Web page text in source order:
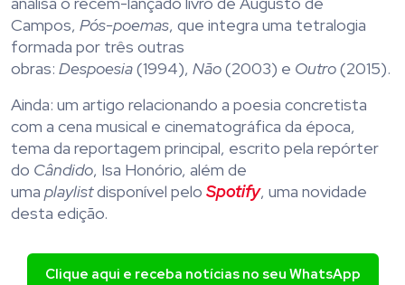
Campos, Pós-poemas, que integra uma tetralogia
formada por três outras
obras: Despoesia(1994), Não(2003) e Outro(2015).
Ainda: um artigo relacionando a poesia concretista
com a cena musical e cinematográfica da época,
tema da reportagem principal, escrito pela repórter
do Cândido, Isa Honório, além de
uma playlistdisponível pelo Spotify, uma novidade
desta edição.
Clique aqui e receba notícias no seu WhatsApp